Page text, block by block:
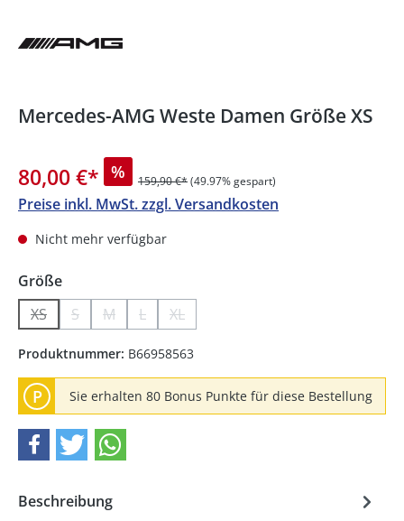
Mercedes-AMG Weste Damen Größe XS
80,00 €* % 159,90 €*(49.97% gespart)
Preise inkl. MwSt. zzgl. Versandkosten
Nicht mehr verfügbar
Größeauswählen
XS(Diese Option ist zurzeit nicht verfügbar.)
S(Diese Option ist zurzeit nicht verfügbar.)
M(Diese Option ist zurzeit nicht verfügbar.)
L(Diese Option ist zurzeit nicht verfügbar.)
XL(Diese Option ist zurzeit nicht
Produktnummer: B66958563
P Sie erhalten 80 Bonus Punkte für diese Bestellung
Beschreibung